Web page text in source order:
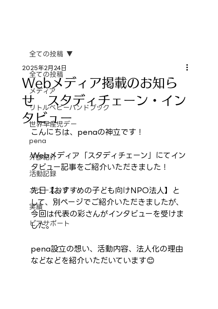
全ての投稿
メディア
リトルベビーハンドブック
世界早産児デー
pena
外部紹介
活動記録
ニュースレター
実績
ピアサポート
全ての投稿
Webメディア掲載のお知ら
せ スタディチェーン・イン
タビュー
2025年2月24日
こんにちは、penaの神立です！
Webメディア「スタディチェーン」にてイン
タビュー記事をご紹介いただきました！
先日【おすすめの子ども向けNPO法人】と
して、別ページでご紹介いただきましたが、
今回は代表の彩さんがインタビューを受けま
した。
pena設立の想い、活動内容、法人化の理由
などなどを紹介いただいています😊